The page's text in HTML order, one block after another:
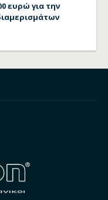
ευρώ για την